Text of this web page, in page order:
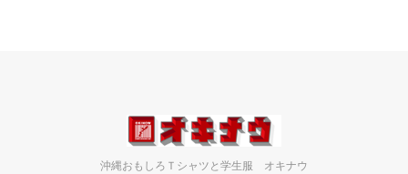
沖縄おもしろＴシャツと学生服 オキナウ